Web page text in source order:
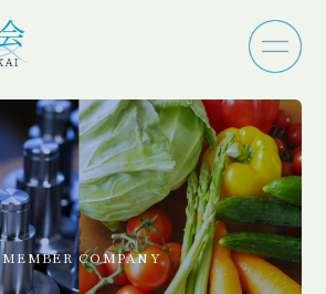
MEMBER COMPANY